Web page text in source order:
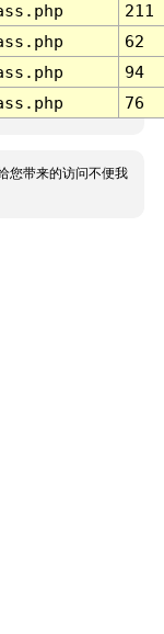
211
62
94
76
您带来的访问不便我